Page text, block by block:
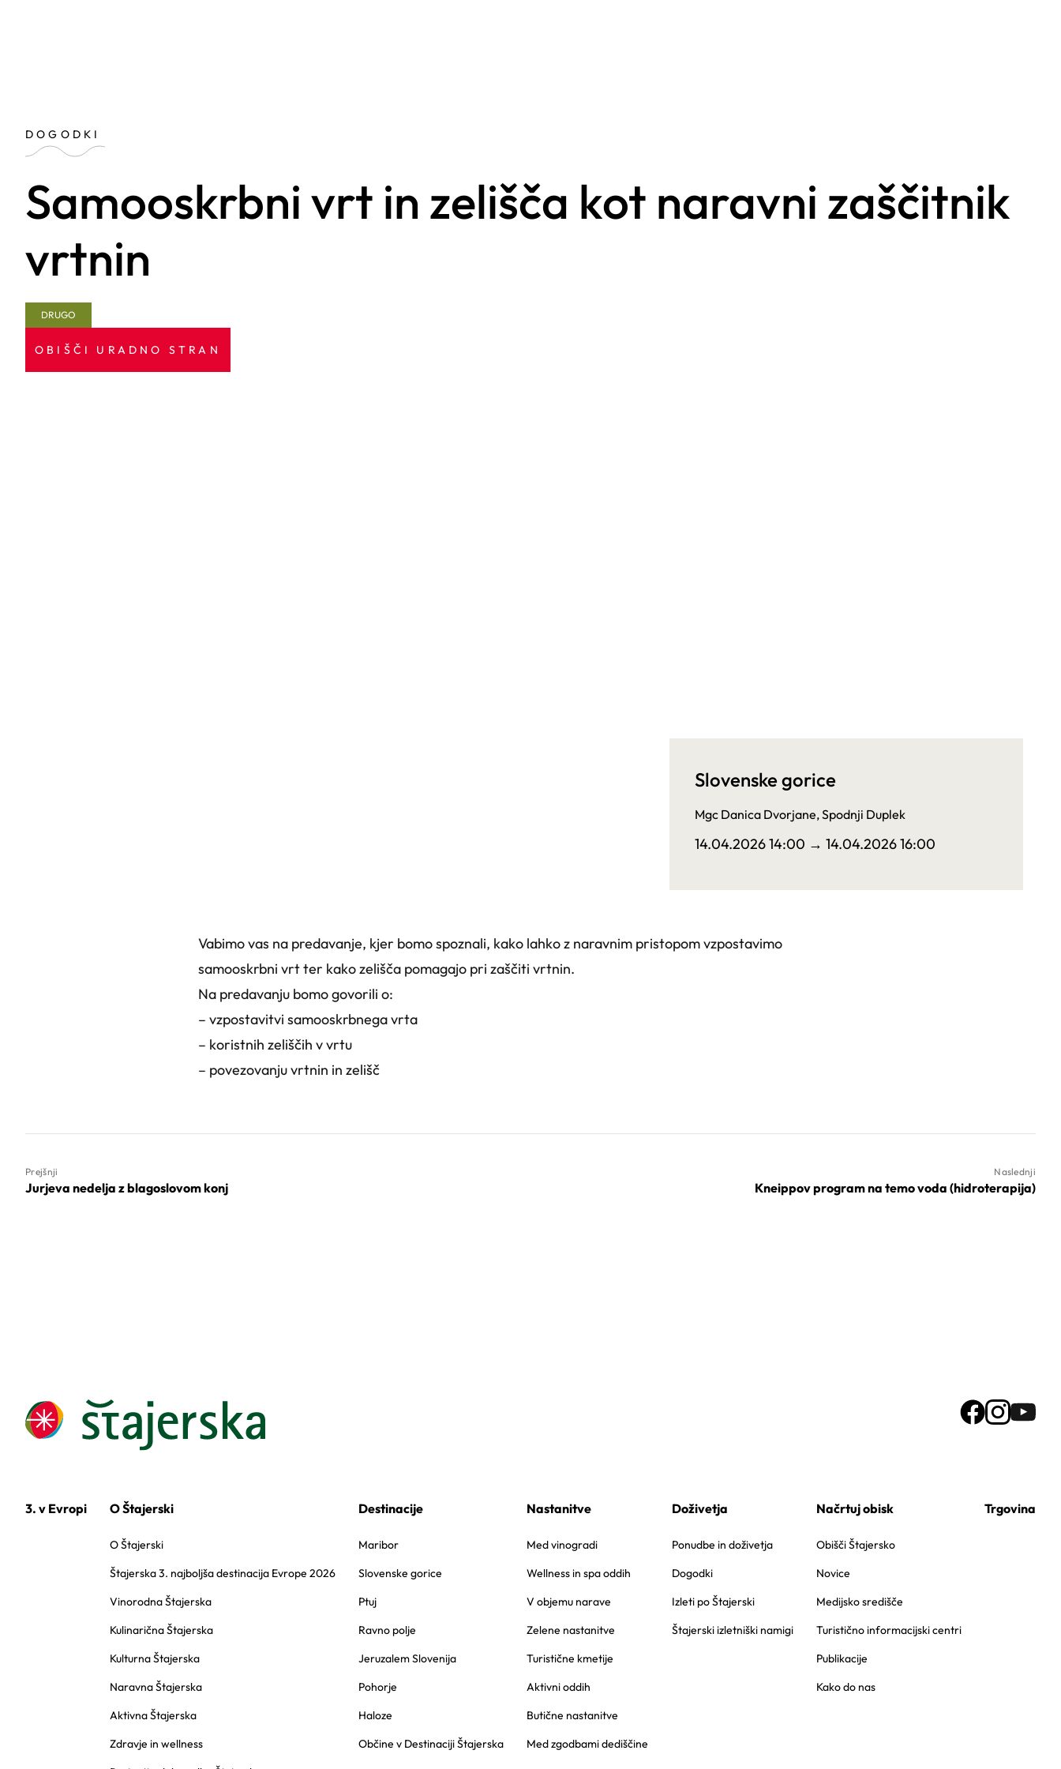
DOGODKI
Samooskrbni vrt in zelišča kot naravni zaščitnik
vrtnin
DRUGO
OBIŠČI URADNO STRAN
Slovenske gorice
Mgc Danica Dvorjane, Spodnji Duplek
14.04.2026 14:00 → 14.04.2026 16:00
Vabimo vas na predavanje, kjer bomo spoznali, kako lahko z naravnim pristopom vzpostavimo
samooskrbni vrt ter kako zelišča pomagajo pri zaščiti vrtnin.
Na predavanju bomo govorili o:
– vzpostavitvi samooskrbnega vrta
– koristnih zeliščih v vrtu
– povezovanju vrtnin in zelišč
Prejšnji
Jurjeva nedelja z blagoslovom konj
Naslednji
Kneippov program na temo voda (hidroterapija)
3. v Evropi O Štajerski
O Štajerski
Štajerska 3. najboljša destinacija Evrope 2026
Vinorodna Štajerska
Kulinarična Štajerska
Kulturna Štajerska
Naravna Štajerska
Aktivna Štajerska
Zdravje in wellness
Destinacije
Maribor
Slovenske gorice
Ptuj
Ravno polje
Jeruzalem Slovenija
Pohorje
Haloze
Občine v Destinaciji Štajerska
Nastanitve
Med vinogradi
Wellness in spa oddih
V objemu narave
Zelene nastanitve
Turistične kmetije
Aktivni oddih
Butične nastanitve
Med zgodbami dediščine
Doživetja
Ponudbe in doživetja
Dogodki
Izleti po Štajerski
Štajerski izletniški namigi
Načrtuj obisk
Obišči Štajersko
Novice
Medijsko središče
Turistično informacijski centri
Publikacije
Kako do nas
Trgovina